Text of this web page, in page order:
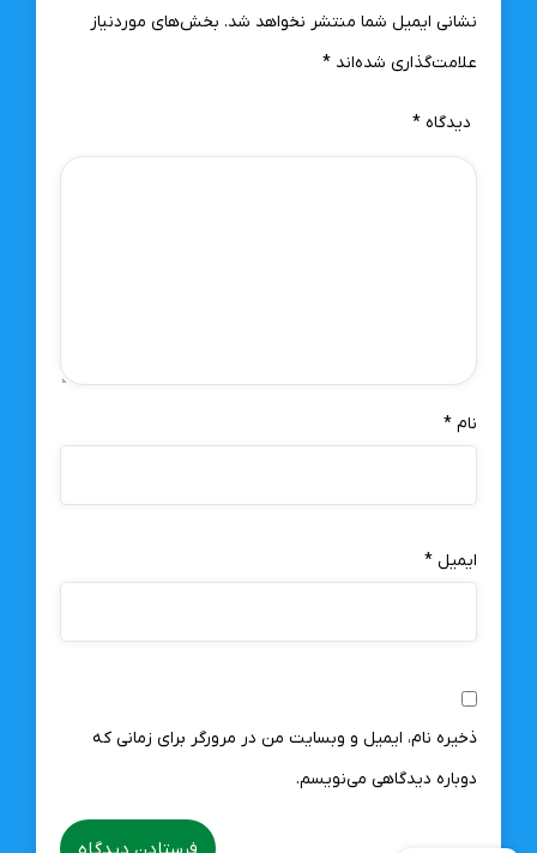
نشانی ایمیل شما منتشر نخواهد شد. بخش‌های موردنیاز
علامت‌گذاری شده‌اند *
دیدگاه *
نام *
ایمیل *
ذخیره نام، ایمیل و وبسایت من در مرورگر برای زمانی که
دوباره دیدگاهی می‌نویسم.